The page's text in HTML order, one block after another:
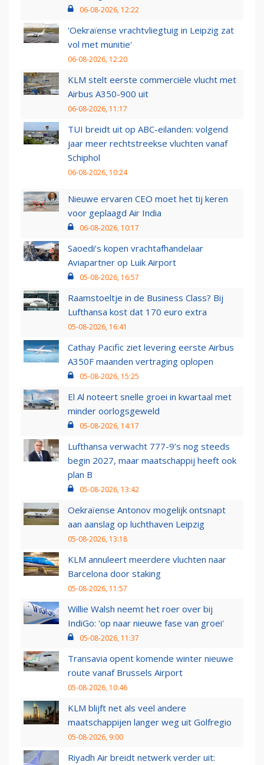
06-08-2026, 12:22
'Oekraïense vrachtvliegtuig in Leipzig zat
vol met munitie'
06-08-2026, 12:20
KLM stelt eerste commerciële vlucht met
Airbus A350-900 uit
06-08-2026, 11:17
TUI breidt uit op ABC-eilanden: volgend
jaar meer rechtstreekse vluchten vanaf
Schiphol
06-08-2026, 10:24
Nieuwe ervaren CEO moet het tij keren
voor geplaagd Air India
06-08-2026, 10:17
Saoedi’s kopen vrachtafhandelaar
Aviapartner op Luik Airport
05-08-2026, 16:57
Raamstoeltje in de Business Class? Bij
Lufthansa kost dat 170 euro extra
05-08-2026, 16:41
Cathay Pacific ziet levering eerste Airbus
A350F maanden vertraging oplopen
05-08-2026, 15:25
El Al noteert snelle groei in kwartaal met
minder oorlogsgeweld
05-08-2026, 14:17
Lufthansa verwacht 777-9’s nog steeds
begin 2027, maar maatschappij heeft ook
plan B
05-08-2026, 13:42
Oekraïense Antonov mogelijk ontsnapt
aan aanslag op luchthaven Leipzig
05-08-2026, 13:18
KLM annuleert meerdere vluchten naar
Barcelona door staking
05-08-2026, 11:57
Willie Walsh neemt het roer over bij
IndiGo: 'op naar nieuwe fase van groei'
05-08-2026, 11:37
Transavia opent komende winter nieuwe
route vanaf Brussels Airport
05-08-2026, 10:46
KLM blijft net als veel andere
maatschappijen langer weg uit Golfregio
05-08-2026, 9:00
Riyadh Air breidt netwerk verder uit: